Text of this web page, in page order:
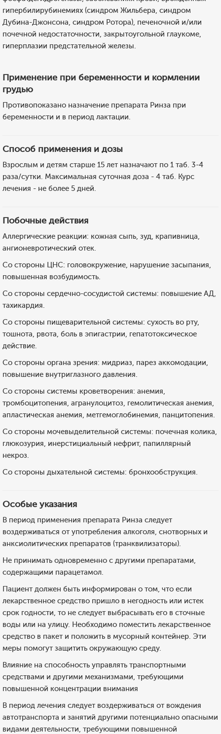
гипербилирубинемиях (синдром Жильбера, синдром
Дубина-Джонсона, синдром Ротора), печеночной и/или
почечной недостаточности, закрытоугольной глаукоме,
гиперплазии предстательной железы.
Применение при беременности и кормлении
грудью
Противопоказано назначение препарата Ринза при
беременности и в период лактации.
Способ применения и дозы
Взрослым и детям старше 15 лет назначают по 1 таб. 3-4
раза/сутки. Максимальная суточная доза - 4 таб. Курс
лечения - не более 5 дней.
Побочные действия
Аллергические реакции: кожная сыпь, зуд, крапивница,
ангионевротический отек.
Со стороны ЦНС: головокружение, нарушение засыпания,
повышенная возбудимость.
Со стороны сердечно-сосудистой системы: повышение АД,
тахикардия.
Со стороны пищеварительной системы: сухость во рту,
тошнота, рвота, боль в эпигастрии, гепатотоксическое
действие.
Со стороны органа зрения: мидриаз, парез аккомодации,
повышение внутриглазного давления.
Со стороны системы кроветворения: анемия,
тромбоцитопения, агранулоцитоз, гемолитическая анемия,
апластическая анемия, метгемоглобинемия, панцитопения.
Со стороны мочевыделительной системы: почечная колика,
глюкозурия, инерстициальный нефрит, папиллярный
некроз.
Со стороны дыхательной системы: бронхообструкция.
Особые указания
В период применения препарата Ринза следует
воздерживаться от употребления алкоголя, снотворных и
анксиолитических препаратов (транквилизаторы).
Не принимать одновременно с другими препаратами,
содержащими парацетамол.
Пациент должен быть информирован о том, что если
лекарственное средство пришло в негодность или истек
срок годности, то не следует выбрасывать его в сточные
воды или на улицу. Необходимо поместить лекарственное
средство в пакет и положить в мусорный контейнер. Эти
меры помогут защитить окружающую среду.
Влияние на способность управлять транспортными
средствами и другими механизмами, требующими
повышенной концентрации внимания
В период лечения следует воздерживаться от вождения
автотранспорта и занятий другими потенциально опасными
видами деятельности, требующими повышенной